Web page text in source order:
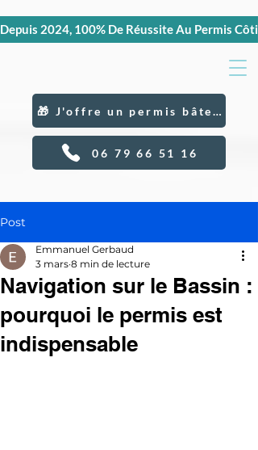
Depuis 2024, 100% De Réussite Au Permis
06 79 66 51 16
🎁 J'offre un permis bâteau
Post
Navigation sur le Bassin :
pourquoi le permis est
indispensable
Emmanuel Gerbaud
3 mars 8 min de lecture